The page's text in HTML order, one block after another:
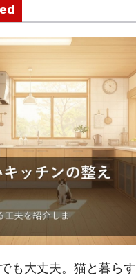
も大丈夫。猫と暮らす